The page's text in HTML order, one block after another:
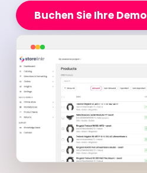
Buchen Sie Ihre Demo